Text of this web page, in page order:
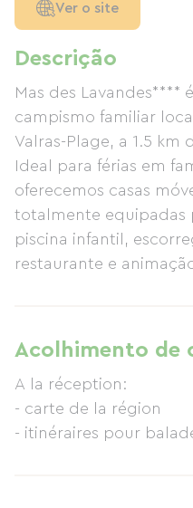
Descrição
Mas des Lavandes****
campismo familiar
Valras-Plage, a 1.5 km
Ideal para férias em
oferecemos casas
totalmente equipadas
piscina infantil,
restaurante e
bicicleta nas
campismo.
Acolhimento de
A la réception:
- carte de la région
- itinéraires pour
Ver o site